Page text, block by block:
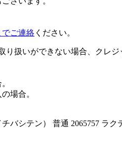
でご連絡 ください。
扱いができない場合、クレ
場合。
バシテン） 普通 2065757 ラ